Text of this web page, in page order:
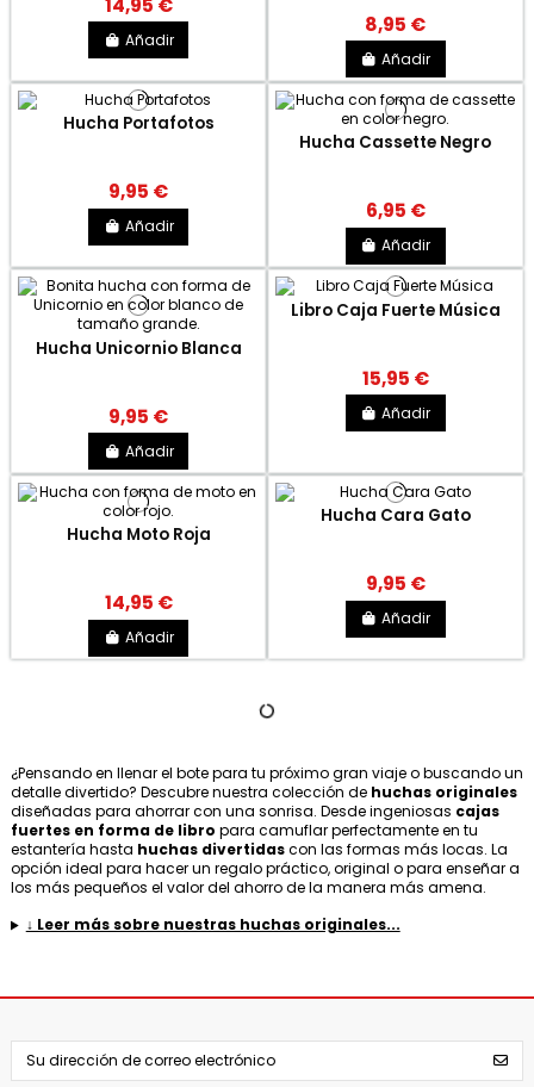
Añadir
8,95 €
Añadir
Hucha Portafotos
9,95 €
Añadir
Hucha Cassette Negro
6,95 €
Añadir
Hucha Unicornio Blanca
9,95 €
Añadir
Libro Caja Fuerte Música
15,95 €
Añadir
Hucha Moto Roja
14,95 €
Añadir
Hucha Cara Gato
9,95 €
Añadir
¿Pensando en llenar el bote para tu próximo gran viaje o buscando un
detalle divertido? Descubre nuestra colección de huchas originales
diseñadas para ahorrar con una sonrisa. Desde ingeniosas cajas
fuertes en forma de libro para camuflar perfectamente en tu
estantería hasta huchas divertidascon las formas más locas. La
opción ideal para hacer un regalo práctico, original o para enseñar a
los más pequeños el valor del ahorro de la manera más amena.
↓ Leer más sobre nuestras huchas originales...